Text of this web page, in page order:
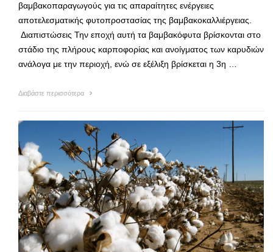
βαμβακοπαραγωγούς για τις απαραίτητες ενέργειες
αποτελεσματικής φυτοπροστασίας της βαμβακοκαλλιέργειας.
Διαπιστώσεις Την εποχή αυτή τα βαμβακόφυτα βρίσκονται στο
στάδιο της πλήρους καρποφορίας και ανοίγματος των καρυδιών
ανάλογα με την περιοχή, ενώ σε εξέλιξη βρίσκεται η 3η …
Διαβάστε περισσότερα